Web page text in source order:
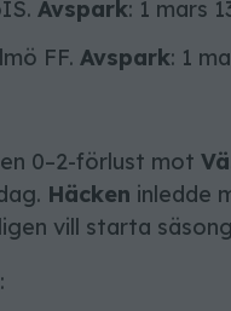
Avspark: 1 mars
FF. Avspark: 1
0–2-förlust mot
Häcken inledde
vill starta
: